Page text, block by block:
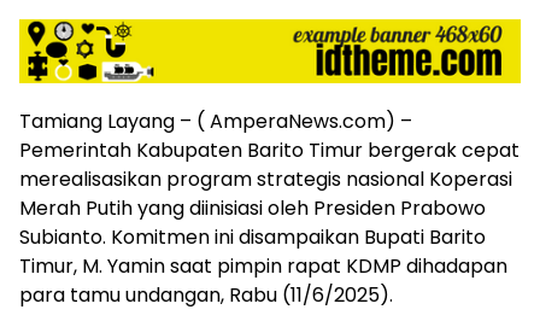
maupun
media
siber
lainnya,
desain
Koran
dan
media
siber
lebih
eksklusif,
Tamiang Layang – ( AmperaNews.com) –
Pemerintah Kabupaten Barito Timur bergerak cepat
merealisasikan program strategis nasional Koperasi
Merah Putih yang diinisiasi oleh Presiden Prabowo
Subianto. Komitmen ini disampaikan Bupati Barito
Timur, M. Yamin saat pimpin rapat KDMP dihadapan
para tamu undangan, Rabu (11/6/2025).